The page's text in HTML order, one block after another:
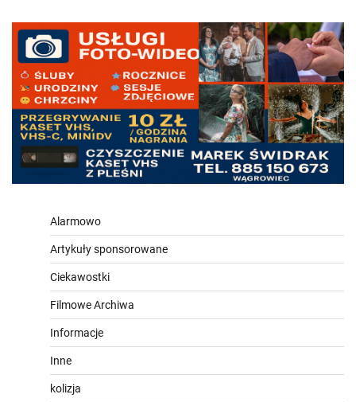
Alarmowo
Artykuły sponsorowane
Ciekawostki
Filmowe Archiwa
Informacje
Inne
kolizja